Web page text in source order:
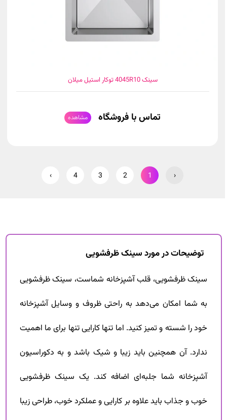
سینک 4045R10 توکار استیل میلان
تماس با فروشگاه مشاهده
‹
1
2
3
4
›
توضیحات در مورد سینک ظرفشویی
سینک ظرفشویی، قلب آشپزخانه شماست، سینک ظرفشویی
به شما امکان می‌دهد به راحتی ظروف و وسایل آشپزخانه
خود را شسته و تمیز کنید. اما تنها کارایی تنها برای ما اهمیت
ندارد. آن همچنین باید زیبا و شیک باشد و به دکوراسیون
آشپزخانه شما جلبه‌ای اضافه کند. یک سینک ظرفشویی
خوب و جذاب باید علاوه بر کارایی و عملکرد خوب، طراحی زیبا